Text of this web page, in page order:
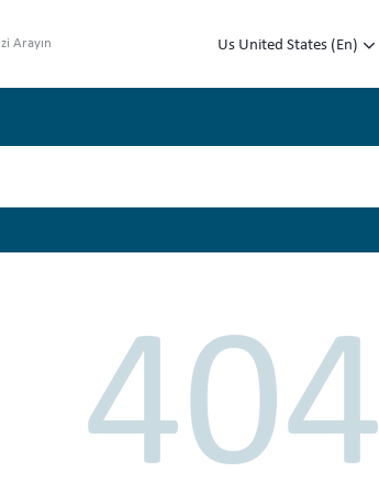
Arayın Us United States (En)
404